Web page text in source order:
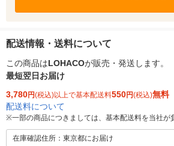
配送情報・送料について
この商品はLOHACOが販売・発送します。
最短翌日お届け
3,780円(税込)以上で基本配送料550円(税込)無料
配送料について
※一部の商品につきましては、基本配送料を当社が
在庫確認住所：東京都にお届け